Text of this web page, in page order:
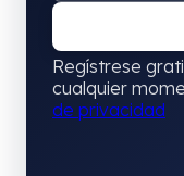
Regístrese
cualquier
de privacidad